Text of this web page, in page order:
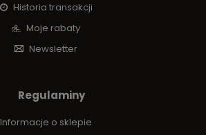
Historia transakcji
Moje rabaty
Newsletter
Regulaminy
Informacje o sklepie